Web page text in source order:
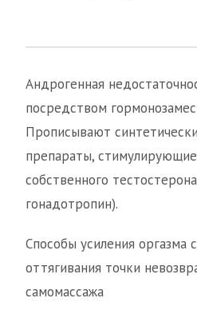
Андрогенная
посредством
Прописывают
препараты,
собственного
гонадотропин).
Способы усиления
оттягивания точки
самомассажа